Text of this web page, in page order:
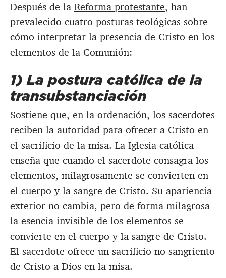
Después de la Reforma protestante, han
prevalecido cuatro posturas teológicas sobre
cómo interpretar la presencia de Cristo en los
elementos de la Comunión:
1) La postura católica de la
transubstanciación
Sostiene que, en la ordenación, los sacerdotes
reciben la autoridad para ofrecer a Cristo en
el sacrificio de la misa. La Iglesia católica
enseña que cuando el sacerdote consagra los
elementos, milagrosamente se convierten en
el cuerpo y la sangre de Cristo. Su apariencia
exterior no cambia, pero de forma milagrosa
la esencia invisible de los elementos se
convierte en el cuerpo y la sangre de Cristo.
El sacerdote ofrece un sacrificio no sangriento
de Cristo a Dios en la misa.